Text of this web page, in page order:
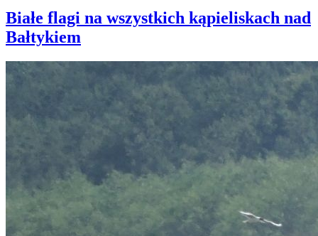
Białe flagi na wszystkich kąpieliskach nad
Bałtykiem